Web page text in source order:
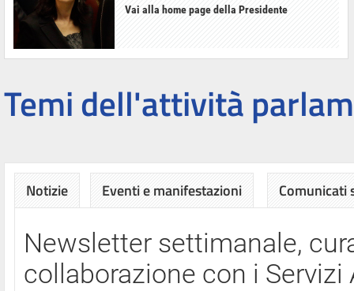
Vai alla home page della Presidente
Temi dell'attività
Notizie Eventi e manifestazioni Comunicati
Newsletter settimanale,
collaborazione con i